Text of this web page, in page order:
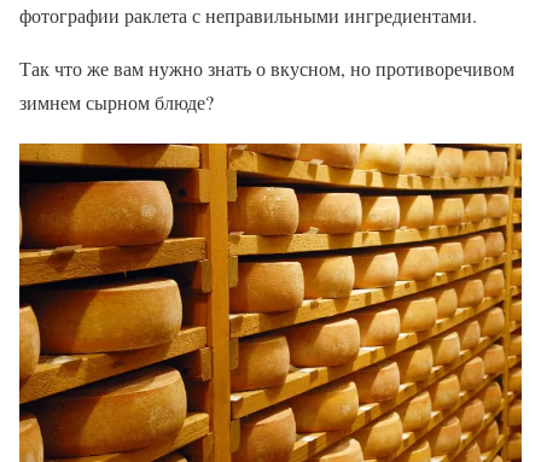
фотографии раклета с неправильными ингредиентами.
Так что же вам нужно знать о вкусном, но противоречивом
зимнем сырном блюде?